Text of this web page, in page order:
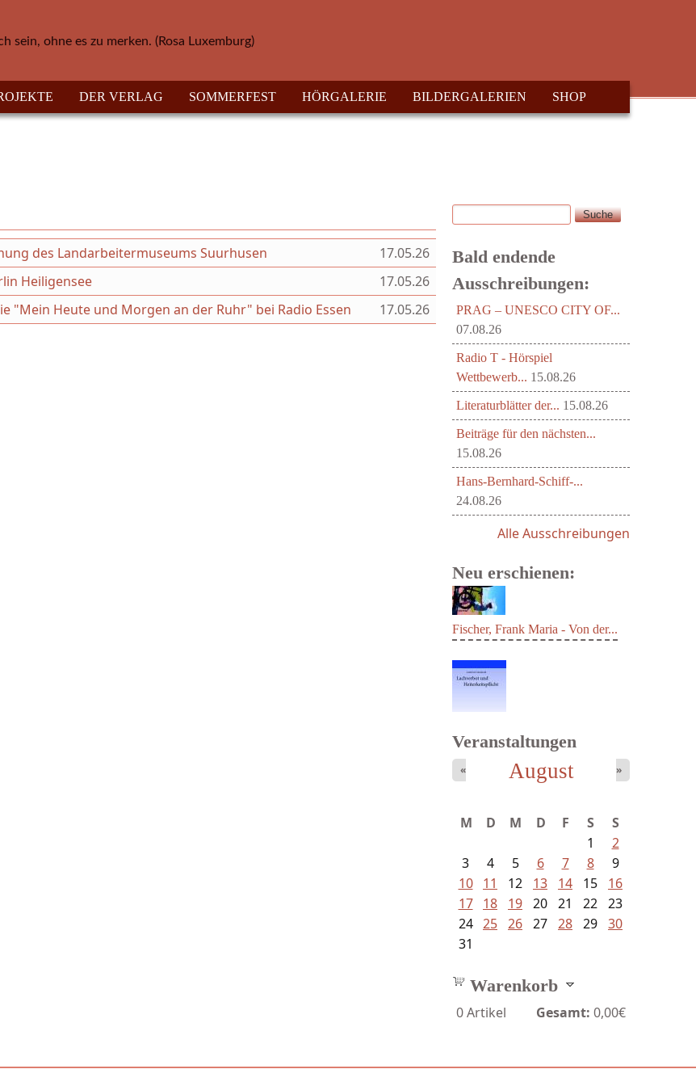
sein, ohne es zu merken. (Rosa Luxemburg)
DER VERLAG SOMMERFEST HÖRGALERIE BILDERGALERIEN SHOP
des Landarbeitermuseums Suurhusen
17.05.26
Heiligensee
17.05.26
"Mein Heute und Morgen an der Ruhr" bei Radio Essen
17.05.26
Suchformular
Suche
Bald endende
Ausschreibungen:
PRAG – UNESCO CITY OF...
07.08.26
Radio T - Hörspiel
Wettbewerb... 15.08.26
Literaturblätter der... 15.08.26
Beiträge für den nächsten...
15.08.26
Hans-Bernhard-Schiff-...
24.08.26
Alle Ausschreibungen
Neu erschienen:
Fischer, Frank Maria - Von der...
Lachverbot...
Veranstaltungen
August
« »
M D M D F S
S
1
2
3
4 5 6 7 8
9
10
11 12 13 14 15
16
17
18 19 20 21 22 23
24 25 26 27 28 29 30
31
Warenkorb
0Artikel Gesamt: 0,00€